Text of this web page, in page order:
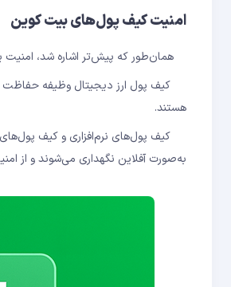
امنیت کیف پول‌های بیت ‌کوین
همان‌طور که پیش‌تر اشاره شد، امنیت
کیف پول ارز دیجیتال وظیفه حفاظت
هستند.
کیف پول‌های نرم‌افزاری و کیف
به‌صورت آفلاین نگهداری می‌شوند و از